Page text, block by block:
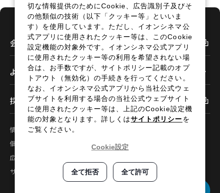
会社情報
よくあるご質問
採用情報
情報セキュリティ
個人情報の取扱い
お問い合わせ
広告掲載
サイトマップ
切な情報提供のためにCookie、広告識別子及びそ
の他類似の技術（以下「クッキー等」といいま
す）を使用しています。ただし、イオンシネマ公
式アプリに使用されたクッキー等は、このCookie
設定機能の対象外です。イオンシネマ公式アプリ
に使用されたクッキー等の利用を希望されない場
合は、お手数ですが、サイトポリシー記載のオプ
トアウト（無効化）の手続きを行ってください。
なお、イオンシネマ公式アプリから当社公式ウェ
ブサイトを利用する場合の当社公式ウェブサイト
に使用されたクッキー等は、上記のCookie設定機
能の対象となります。詳しくはサイトポリシーを
ご覧ください。
Cookie設定
全て拒否 全て許可